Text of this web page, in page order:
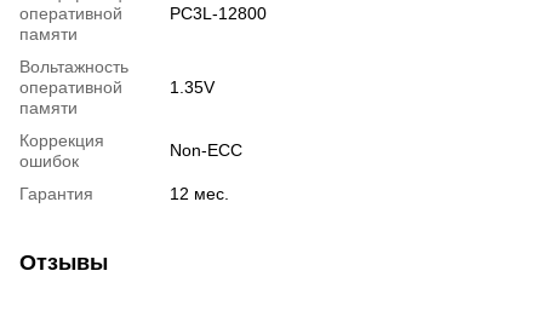
оперативной
памяти
PC3L-12800
Вольтажность
оперативной
памяти
1.35V
Коррекция
ошибок
Non-ECC
Гарантия 12 мес.
Отзывы